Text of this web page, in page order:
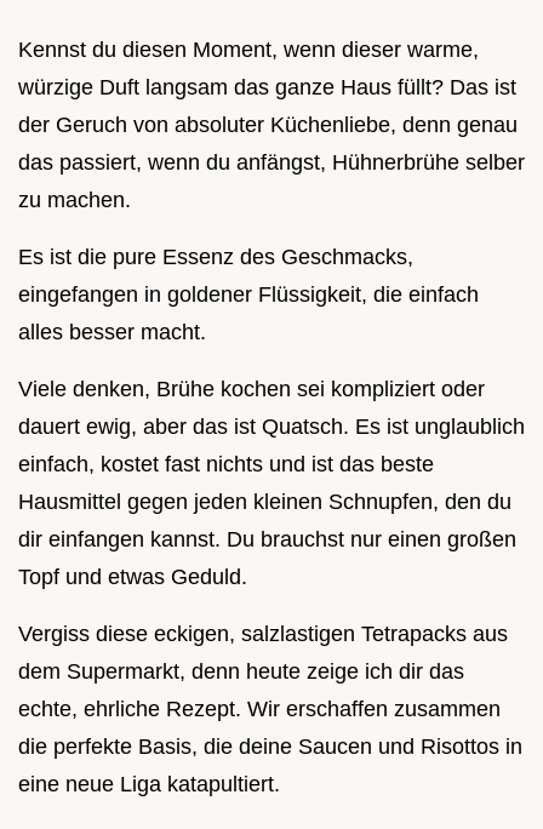
Kennst du diesen Moment, wenn dieser warme,
würzige Duft langsam das ganze Haus füllt? Das ist
der Geruch von absoluter Küchenliebe, denn genau
das passiert, wenn du anfängst, Hühnerbrühe selber
zu machen.
Es ist die pure Essenz des Geschmacks,
eingefangen in goldener Flüssigkeit, die einfach
alles besser macht.
Viele denken, Brühe kochen sei kompliziert oder
dauert ewig, aber das ist Quatsch. Es ist unglaublich
einfach, kostet fast nichts und ist das beste
Hausmittel gegen jeden kleinen Schnupfen, den du
dir einfangen kannst. Du brauchst nur einen großen
Topf und etwas Geduld.
Vergiss diese eckigen, salzlastigen Tetrapacks aus
dem Supermarkt, denn heute zeige ich dir das
echte, ehrliche Rezept. Wir erschaffen zusammen
die perfekte Basis, die deine Saucen und Risottos in
eine neue Liga katapultiert.